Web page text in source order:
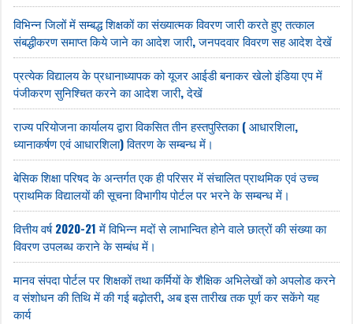
विभिन्न जिलों में सम्बद्ध शिक्षकों का संख्यात्मक विवरण जारी करते हुए तत्काल
संबद्धीकरण समाप्त किये जाने का आदेश जारी, जनपदवार विवरण सह आदेश देखें
प्रत्येक विद्यालय के प्रधानाध्यापक को यूजर आईडी बनाकर खेलो इंडिया एप में
पंजीकरण सुनिश्चित करने का आदेश जारी, देखें
राज्य परियोजना कार्यालय द्वारा विकसित तीन हस्तपुस्तिका ( आधारशिला,
ध्यानाकर्षण एवं आधारशिला) वितरण के सम्बन्ध में।
बेसिक शिक्षा परिषद के अन्तर्गत एक ही परिसर में संचालित प्राथमिक एवं उच्च
प्राथमिक विद्यालयों की सूचना विभागीय पोर्टल पर भरने के सम्बन्ध में।
वित्तीय वर्ष 2020-21 में विभिन्न मदों से लाभान्वित होने वाले छात्रों की संख्या का
विवरण उपलब्ध कराने के सम्बंध में।
मानव संपदा पोर्टल पर शिक्षकों तथा कर्मियों के शैक्षिक अभिलेखों को अपलोड करने
व संशोधन की तिथि में की गई बढ़ोतरी, अब इस तारीख तक पूर्ण कर सकेंगे यह
कार्य